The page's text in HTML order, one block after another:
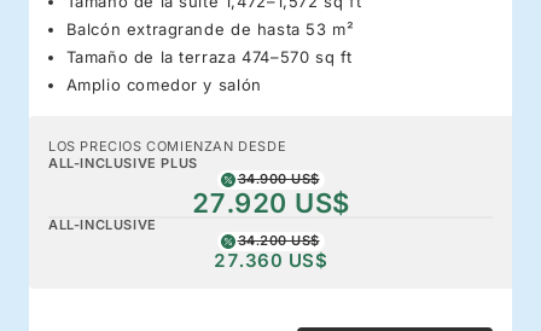
Balcón extragrande de hasta 53 m²
Tamaño de la terraza 474–570 sq ft
Amplio comedor y salón
LOS PRECIOS COMIENZAN DESDE
ALL-INCLUSIVE PLUS
34.900 US$
27.920 US$
ALL-INCLUSIVE
34.200 US$
27.360 US$